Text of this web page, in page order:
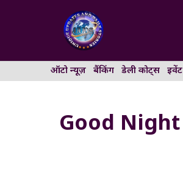
ऑटो न्यूज़ बैंकिंग डेली कोट्स इवेंट
Good Night